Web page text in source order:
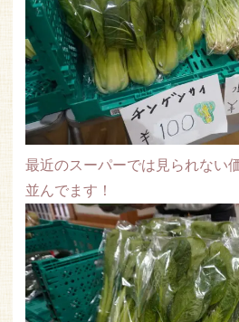
最近のスーパーでは見られない
並んでます！